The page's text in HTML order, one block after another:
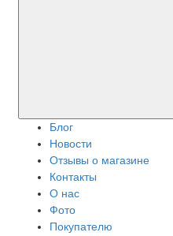
Блог
Новости
Отзывы о магазине
Контакты
О нас
Фото
Покупателю